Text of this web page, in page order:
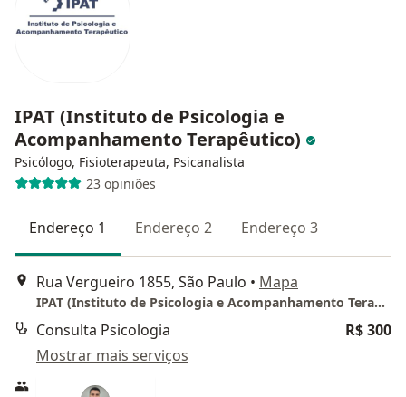
IPAT (Instituto de Psicologia e
Acompanhamento Terapêutico)
Psicólogo, Fisioterapeuta, Psicanalista
23 opiniões
Endereço 1 Endereço 2 Endereço 3
Rua Vergueiro 1855, São Paulo • Mapa
IPAT (Instituto de Psicologia e Acompanhamento Terapêutico)
Consulta Psicologia
R$ 300
Mostrar mais serviços